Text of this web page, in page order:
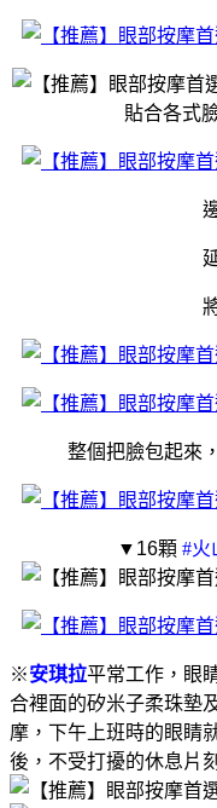
貼合各式
整個把臉包起來
▼ 16顆 #火
※安琪拉平常工作，眼
合裡面的矽米子柔珠墊
摩，下午上班時的眼睛
後，不受打擾的休息片